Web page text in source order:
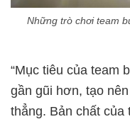
Những trò chơi team
“Mục tiêu của team
gần gũi hơn, tạo
thẳng. Bản chất của